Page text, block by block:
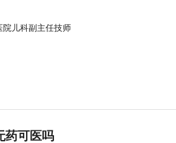
儿科副主任技师
药可医吗